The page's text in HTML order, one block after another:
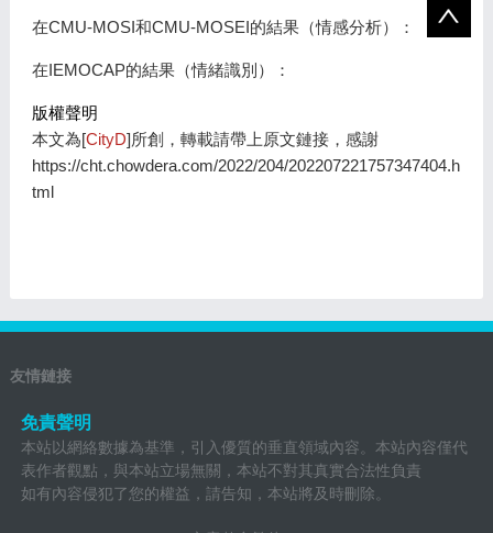
在CMU-MOSI和CMU-MOSEI的結果（情感分析）：
在IEMOCAP的結果（情緒識別）：
版權聲明
本文為[CityD]所創，轉載請帶上原文鏈接，感謝
https://cht.chowdera.com/2022/204/202207221757347404.h
tml
友情鏈接
免責聲明
本站以網絡數據為基準，引入優質的垂直領域內容。本站內容僅代
表作者觀點，與本站立場無關，本站不對其真實合法性負責
如有內容侵犯了您的權益，請告知，本站將及時刪除。